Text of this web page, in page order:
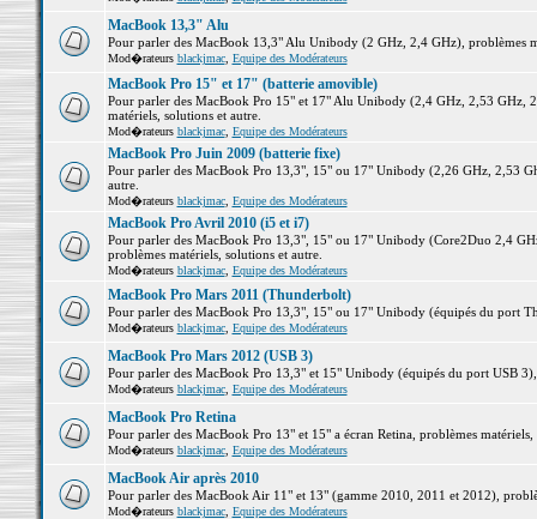
MacBook 13,3" Alu
Pour parler des MacBook 13,3" Alu Unibody (2 GHz, 2,4 GHz), problèmes
Mod�rateurs blackjmac, Equipe des Modérateurs
MacBook Pro 15" et 17" (batterie amovible)
Pour parler des MacBook Pro 15" et 17" Alu Unibody (2,4 GHz, 2,53 GHz,
matériels, solutions et autre.
Mod�rateurs blackjmac, Equipe des Modérateurs
MacBook Pro Juin 2009 (batterie fixe)
Pour parler des MacBook Pro 13,3", 15" ou 17" Unibody (2,26 GHz, 2,53
autre.
Mod�rateurs blackjmac, Equipe des Modérateurs
MacBook Pro Avril 2010 (i5 et i7)
Pour parler des MacBook Pro 13,3", 15" ou 17" Unibody (Core2Duo 2,4
problèmes matériels, solutions et autre.
Mod�rateurs blackjmac, Equipe des Modérateurs
MacBook Pro Mars 2011 (Thunderbolt)
Pour parler des MacBook Pro 13,3", 15" ou 17" Unibody (équipés du port
Mod�rateurs blackjmac, Equipe des Modérateurs
MacBook Pro Mars 2012 (USB 3)
Pour parler des MacBook Pro 13,3" et 15" Unibody (équipés du port USB
Mod�rateurs blackjmac, Equipe des Modérateurs
MacBook Pro Retina
Pour parler des MacBook Pro 13" et 15" a écran Retina, problèmes matériels,
Mod�rateurs blackjmac, Equipe des Modérateurs
MacBook Air après 2010
Pour parler des MacBook Air 11" et 13" (gamme 2010, 2011 et 2012),
Mod�rateurs blackjmac, Equipe des Modérateurs